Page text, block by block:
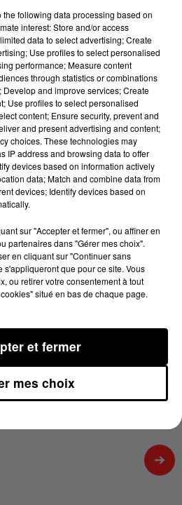
sec)
vous dans la haute-
CHEZ VOUS DANS LA
KARINE DU
entre 13h et 16h L'actu loisir
avec Karine
the following data processing based on
interest: Store and/or access
data to select advertising; Create
Use profiles to select personalised
performance; Measure content
through statistics or combinations
Develop and improve services; Create
Use profiles to select personalised
content; Ensure security, prevent and
and present advertising and content;
choices. These technologies may
IP address and browsing data to offer
devices based on information actively
data; Match and combine data from
devices; Identify devices based on
sur "Accepter et fermer", ou affiner en
partenaires dans "Gérer mes choix".
en cliquant sur "Continuer sans
s'appliqueront que pour ce site. Vous
ou retirer votre consentement à tout
situé en bas de chaque page.
mes choix
et fermer